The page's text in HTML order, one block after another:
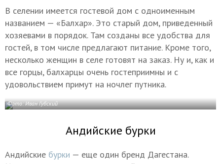
В селении имеется гостевой дом с одноименным
названием — «Балхар». Это старый дом, приведенный
хозяевами в порядок. Там созданы все удобства для
гостей, в том числе предлагают питание. Кроме того,
несколько женщин в селе готовят на заказ. Ну и, как и
все горцы, балхарцы очень гостеприимны и с
удовольствием примут на ночлег путника.
Фото: Иван Губский
Андийские бурки
Андийские бурки — еще один бренд Дагестана.